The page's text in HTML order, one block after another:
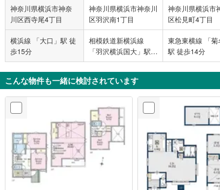
地上3階
神奈川県横浜市神奈
川区西寺尾4丁目
神奈川県横浜市神奈川
区羽沢南1丁目
神奈川県横浜市
区松見町4丁目
横浜線 「大口」駅 徒
歩15分
相模鉄道新横浜線
「羽沢横浜国大」駅
徒歩9分
東急東横線 「菊
駅 徒歩14分
こんな物件も一緒に検討されています